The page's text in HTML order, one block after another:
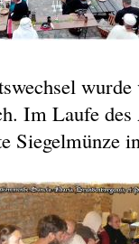
wurde
Im Laufe des
Siegelmünze